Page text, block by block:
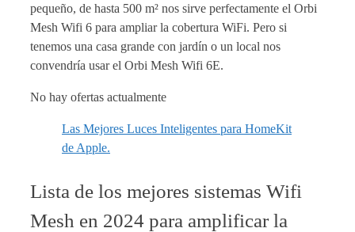
pequeño, de hasta 500 m² nos sirve perfectamente el Orbi
Mesh Wifi 6 para ampliar la cobertura WiFi. Pero si
tenemos una casa grande con jardín o un local nos
convendría usar el Orbi Mesh Wifi 6E.
No hay ofertas actualmente
Las Mejores Luces Inteligentes para HomeKit
de Apple.
Lista de los mejores sistemas Wifi
Mesh en 2024 para amplificar la